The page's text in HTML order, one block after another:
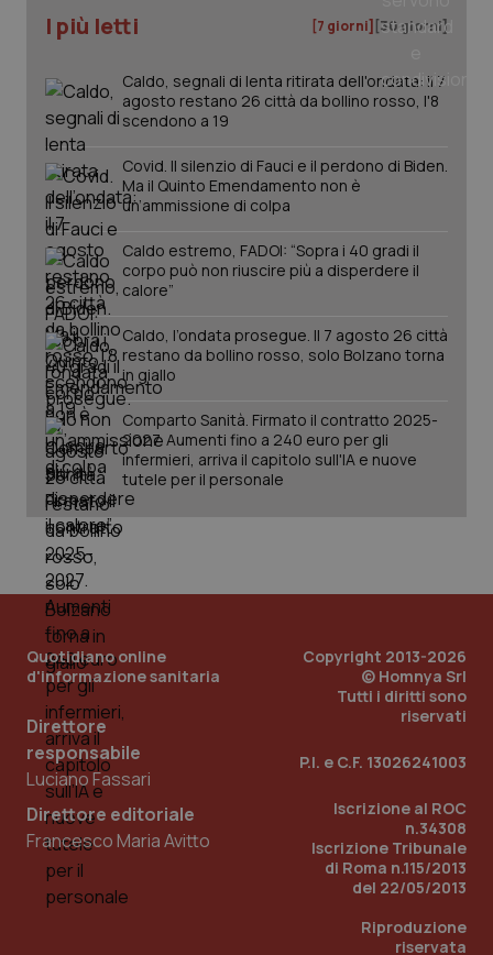
I più letti [7 giorni] [30 giorni]
Caldo, segnali di lenta ritirata dell'ondata: il 7
agosto restano 26 città da bollino rosso, l'8
scendono a 19
Covid. Il silenzio di Fauci e il perdono di Biden.
Ma il Quinto Emendamento non è
un’ammissione di colpa
Caldo estremo, FADOI: “Sopra i 40 gradi il
corpo può non riuscire più a disperdere il
calore”
Caldo, l’ondata prosegue. Il 7 agosto 26 città
restano da bollino rosso, solo Bolzano torna
in giallo
Comparto Sanità. Firmato il contratto 2025-
2027. Aumenti fino a 240 euro per gli
infermieri, arriva il capitolo sull'IA e nuove
tutele per il personale
Quotidiano online
d'informazione sanitaria
Direttore
responsabile
Luciano Fassari
Direttore editoriale
Francesco Maria Avitto
Copyright 2013-2026
© Homnya Srl
Tutti i diritti sono
riservati
P.I. e C.F. 13026241003
Iscrizione al ROC
n.34308
Iscrizione Tribunale
di Roma n.115/2013
del 22/05/2013
Riproduzione
riservata
PHPSESSID
PHP.net
www.quotidianosanita.it
_ga_KM60CM4NPH